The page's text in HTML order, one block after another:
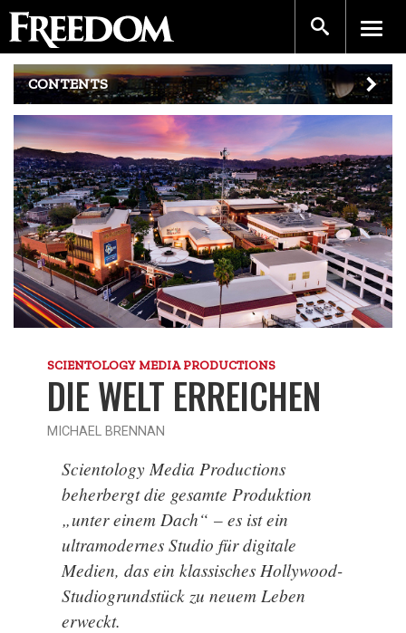
CONTENTS
SCIENTOLOGY MEDIA PRODUCTIONS
DIE WELT ERREICHEN
MICHAEL BRENNAN
Scientology Media Productions
beherbergt die gesamte Produktion
„unter einem Dach“ – es ist ein
ultramodernes Studio für digitale
Medien, das ein klassisches Hollywood-
Studiogrundstück zu neuem Leben
erweckt.